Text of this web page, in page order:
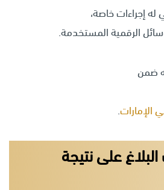
له إجراءات خاصة،
الرقمية المستخدمة.
ضمن
الإمارات.
على نتيجة